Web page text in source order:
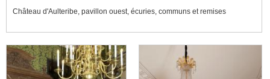
Château d'Aulteribe, pavillon ouest, écuries, communs et remises